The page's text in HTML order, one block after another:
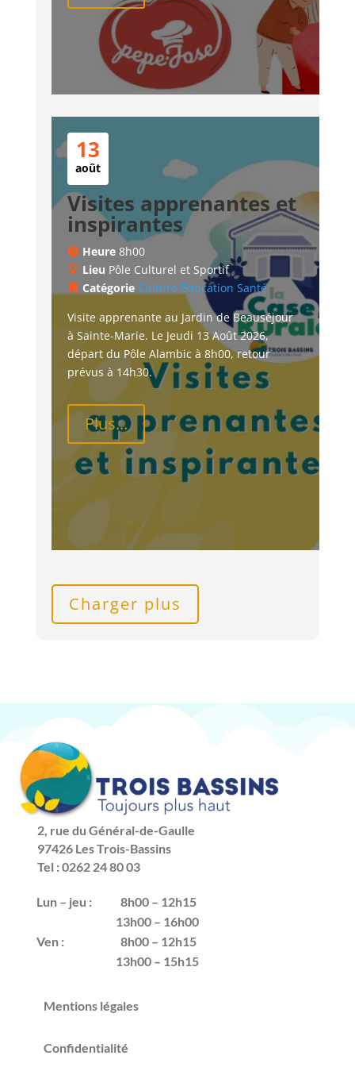
13
août
Visites apprenantes et
inspirantes
Heure 8h00
Lieu Pôle Culturel et Sportif
Catégorie Culture Education Santé
Visite apprenante au Jardin de Beauséjour
à Sainte-Marie. Le Jeudi 13 Août 2026,
départ du Pôle Alambic à 8h00, retour
prévus à 14h30.
Plus...
Charger plus
2, rue du Général-de-Gaulle
97426 Les Trois-Bassins
Tel : 0262 24 80 03
Lun – jeu :
8h00 – 12h15
13h00 – 16h00
Ven :
8h00 – 12h15
13h00 – 15h15
Mentions légales
Confidentialité